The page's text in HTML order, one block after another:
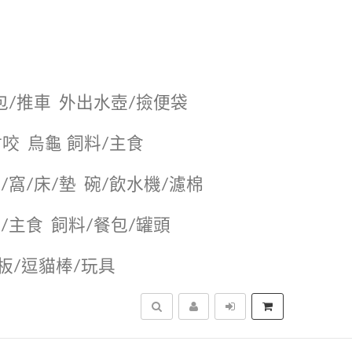
/推車 外出水壺/撿便袋
烏龜 飼料/主食
窩/床/墊 碗/飲水機/濾棉
主食 飼料/餐包/罐頭
/逗貓棒/玩具
搜尋